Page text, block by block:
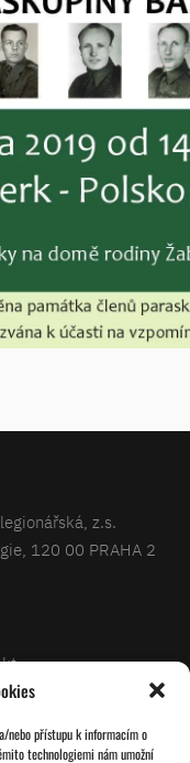
nebo přístupu k informacím o
technologiemi nám umožní
z.s.
120 00 PRAHA 2
legionářů